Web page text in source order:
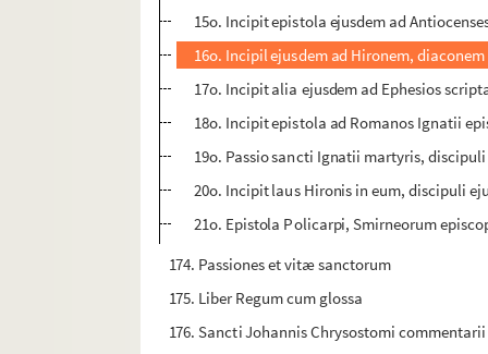
15o. Incipit epistola ejusdem ad
16o. Incipil ejusdem ad Hironem,
17o. Incipit alia ejusdem ad Ephesios
18o. Incipit epistola ad Romanos Ignatii
19o. Passio sancti Ignatii martyris,
20o. Incipit laus Hironis in eum, discipuli
21o. Epistola Policarpi, Smirneorum
174. Passiones et vitæ sanctorum
175. Liber Regum cum glossa
176. Sancti Johannis Chrysostomi